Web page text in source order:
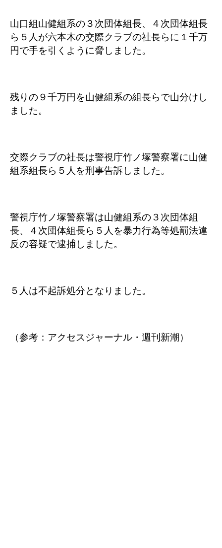
山口組山健組系の３次団体組長、４次団体組長
ら５人が六本木の交際クラブの社長らに１千万
円で手を引くように脅しました。
残りの９千万円を山健組系の組長らで山分けし
ました。
交際クラブの社長は警視庁竹ノ塚警察署に山健
組系組長ら５人を刑事告訴しました。
警視庁竹ノ塚警察署は山健組系の３次団体組
長、４次団体組長ら５人を暴力行為等処罰法違
反の容疑で逮捕しました。
５人は不起訴処分となりました。
（参考：アクセスジャーナル・週刊新潮）